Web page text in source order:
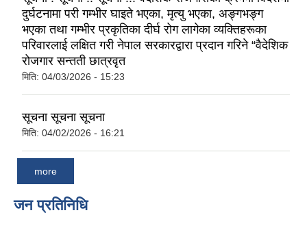
दुर्घटनामा परी गम्भीर घाइते भएका, मृत्यु भएका, अङ्गभङ्ग
भएका तथा गम्भीर प्रकृतिका दीर्घ रोग लागेका व्यक्तिहरूका
परिवारलाई लक्षित गरी नेपाल सरकारद्वारा प्रदान गरिने “वैदेशिक
रोजगार सन्तती छात्रवृत
मिति: 04/03/2026 - 15:23
सूचना सूचना सूचना
मिति: 04/02/2026 - 16:21
more
जन प्रतिनिधि